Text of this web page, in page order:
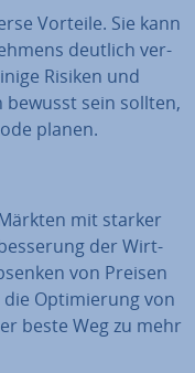
Vorteile. Sie kann
deutlich ver­
Risiken und
sein sollten,
planen.
mit starker
der Wirt­
von Preisen
Op­ti­mie­rung von
beste Weg zu mehr